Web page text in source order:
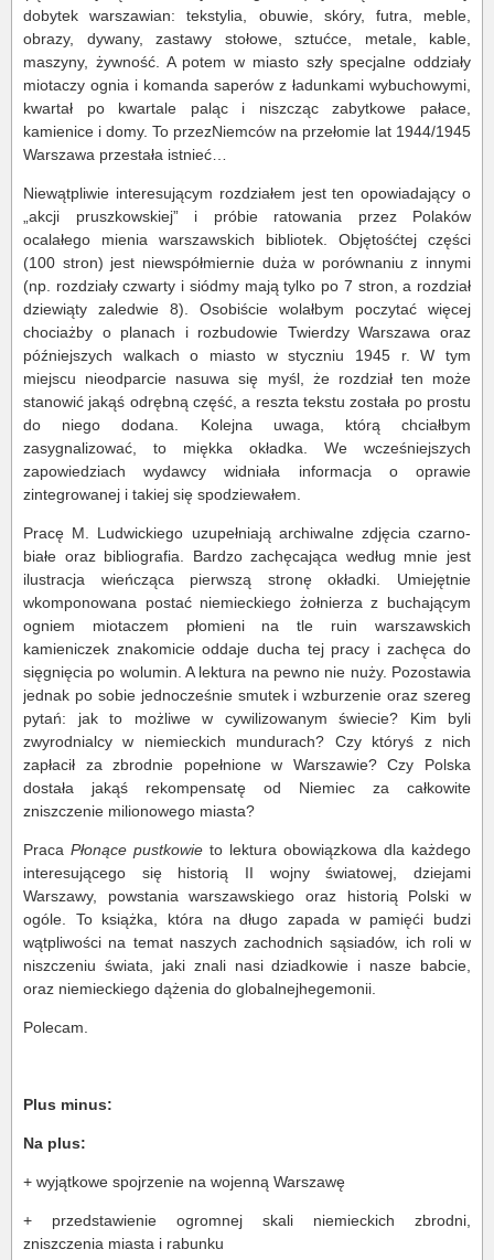
dobytek warszawian: tekstylia, obuwie, skóry, futra, meble,
obrazy, dywany, zastawy stołowe, sztućce, metale, kable,
maszyny, żywność. A potem w miasto szły specjalne oddziały
miotaczy ognia i komanda saperów z ładunkami wybuchowymi,
kwartał po kwartale paląc i niszcząc zabytkowe pałace,
kamienice i domy. To przezNiemców na przełomie lat 1944/1945
Warszawa przestała istnieć…
Niewątpliwie interesującym rozdziałem jest ten opowiadający o
„akcji pruszkowskiej” i próbie ratowania przez Polaków
ocalałego mienia warszawskich bibliotek. Objętośćtej części
(100 stron) jest niewspółmiernie duża w porównaniu z innymi
(np. rozdziały czwarty i siódmy mają tylko po 7 stron, a rozdział
dziewiąty zaledwie 8). Osobiście wolałbym poczytać więcej
chociażby o planach i rozbudowie Twierdzy Warszawa oraz
późniejszych walkach o miasto w styczniu 1945 r. W tym
miejscu nieodparcie nasuwa się myśl, że rozdział ten może
stanowić jakąś odrębną część, a reszta tekstu została po prostu
do niego dodana. Kolejna uwaga, którą chciałbym
zasygnalizować, to miękka okładka. We wcześniejszych
zapowiedziach wydawcy widniała informacja o oprawie
zintegrowanej i takiej się spodziewałem.
Pracę M. Ludwickiego uzupełniają archiwalne zdjęcia czarno-
białe oraz bibliografia. Bardzo zachęcająca według mnie jest
ilustracja wieńcząca pierwszą stronę okładki. Umiejętnie
wkomponowana postać niemieckiego żołnierza z buchającym
ogniem miotaczem płomieni na tle ruin warszawskich
kamieniczek znakomicie oddaje ducha tej pracy i zachęca do
sięgnięcia po wolumin. A lektura na pewno nie nuży. Pozostawia
jednak po sobie jednocześnie smutek i wzburzenie oraz szereg
pytań: jak to możliwe w cywilizowanym świecie? Kim byli
zwyrodnialcy w niemieckich mundurach? Czy któryś z nich
zapłacił za zbrodnie popełnione w Warszawie? Czy Polska
dostała jakąś rekompensatę od Niemiec za całkowite
zniszczenie milionowego miasta?
Praca Płonące pustkowie to lektura obowiązkowa dla każdego
interesującego się historią II wojny światowej, dziejami
Warszawy, powstania warszawskiego oraz historią Polski w
ogóle. To książka, która na długo zapada w pamięći budzi
wątpliwości na temat naszych zachodnich sąsiadów, ich roli w
niszczeniu świata, jaki znali nasi dziadkowie i nasze babcie,
oraz niemieckiego dążenia do globalnejhegemonii.
Polecam.
Plus minus:
Na plus:
+ wyjątkowe spojrzenie na wojenną Warszawę
+ przedstawienie ogromnej skali niemieckich zbrodni,
zniszczenia miasta i rabunku